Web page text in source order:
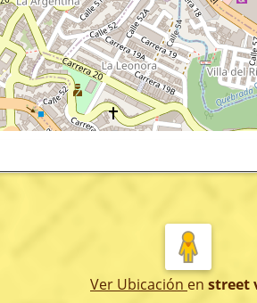
Ver Ubicación en street